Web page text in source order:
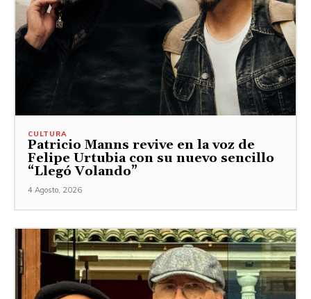
CULTURA
Patricio Manns revive en la voz de
Felipe Urtubia con su nuevo sencillo
“Llegó Volando”
4 Agosto, 2026